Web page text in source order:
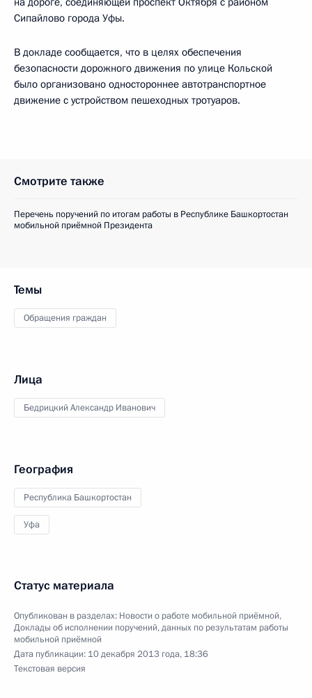
Сипайлово города Уфы.
В докладе сообщается, что в целях обеспечения
безопасности дорожного движения по улице Кольской
было организовано одностороннее автотранспортное
движение с устройством пешеходных тротуаров.
Смотрите также
Перечень поручений по итогам работы в Республике Башкортостан
мобильной приёмной Президента
Темы
Обращения граждан
Лица
Бедрицкий Александр Иванович
География
Республика Башкортостан
Уфа
Статус материала
Опубликован в разделах: Новости о работе мобильной приёмной,
Доклады об исполнении поручений, данных по результатам работы
мобильной приёмной
Дата публикации: 10 декабря 2013 года, 18:36
Текстовая версия